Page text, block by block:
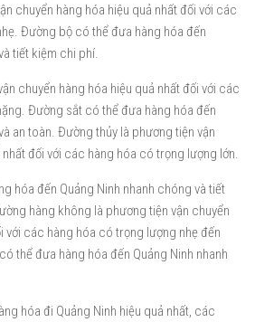
chuyển hàng hóa hiệu quả nhất đối với các
Đường bộ có thể đưa hàng hóa đến
tiết kiệm chi phí.
chuyển hàng hóa hiệu quả nhất đối với các
Đường sắt có thể đưa hàng hóa đến
an toàn. Đường thủy là phương tiện vận
đối với các hàng hóa có trọng lượng lớn.
hóa đến Quảng Ninh nhanh chóng và tiết
hàng không là phương tiện vận chuyển
với các hàng hóa có trọng lượng nhẹ đến
thể đưa hàng hóa đến Quảng Ninh nhanh
hóa đi Quảng Ninh hiệu quả nhất, các